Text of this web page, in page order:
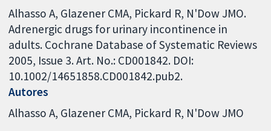
Alhasso A, Glazener CMA, Pickard R, N'Dow JMO.
Adrenergic drugs for urinary incontinence in
adults. Cochrane Database of Systematic Reviews
2005, Issue 3. Art. No.: CD001842. DOI:
10.1002/14651858.CD001842.pub2.
Autores
Alhasso A Glazener CMA Pickard R N'Dow JMO